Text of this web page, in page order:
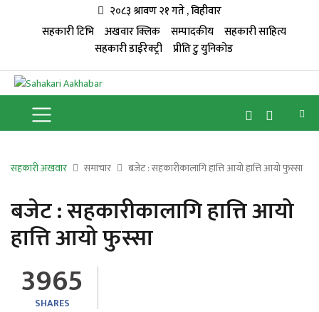
२०८३ श्रावण २१ गते , विहीवार
सहकारी टिभि
अखवार क्लिक सम्पादकीय
सहकारी साहित्य
सहकारी डाईरेक्ट्री प्रीति टु युनिकोड
सहकारी अखवार समाचार बजेट : सहकारीकालागि हात्ति आयो हात्ति आयो फुस्सा
बजेट : सहकारीकालागि हात्ति आयो
हात्ति आयो फुस्सा
3965
SHARES